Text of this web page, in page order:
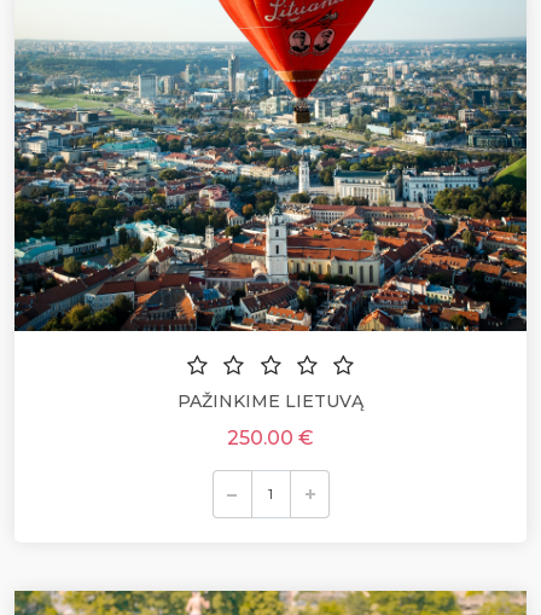
PAŽINKIME LIETUVĄ
250.00 €